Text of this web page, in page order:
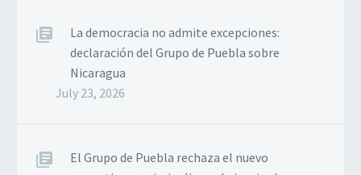
La democracia no admite excepciones:
declaración del Grupo de Puebla sobre
Nicaragua
July 23, 2026
El Grupo de Puebla rechaza el nuevo